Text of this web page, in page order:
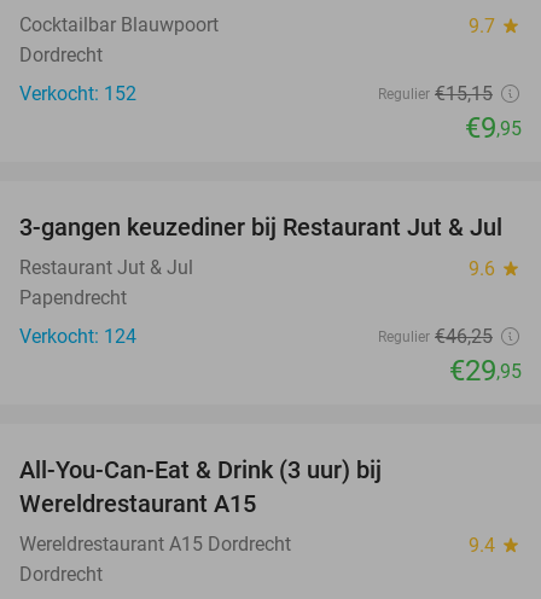
Cocktailbar Blauwpoort 9.7 star
Dordrecht
Verkocht: 152
Regulier €15,15
€9,95
35%
3-gangen keuzediner bij Restaurant Jut & Jul
Restaurant Jut & Jul 9.6 star
Papendrecht
Verkocht: 124
Regulier €46,25
€29,95
All-You-Can-Eat & Drink (3 uur) bij
Wereldrestaurant A15
Wereldrestaurant A15 Dordrecht 9.4 star
Dordrecht